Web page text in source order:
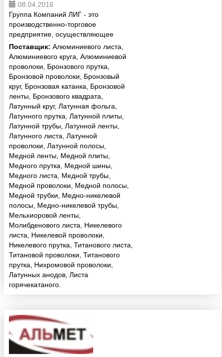
08.04.2016
Группа Компаний ЛИГ - это
производственно-торговое
предприятие, осуществляющее
свою деятельность на
территории России. Основная
наша деятельность - торговля
цветным металлопрокатом, в
частности медь, ...
Поставщик: Алюминиевого листа,
Алюминиевого круга, Алюминиевой
проволоки, Бронзового прутка,
Бронзовой проволоки, Бронзовый
круг, Бронзовая катанка, Бронзовой
ленты, Бронзового квадрата,
Латунный круг, Латунная фольга,
Латунного прутка, Латунной плиты,
Латунной трубы, Латунной ленты,
Латунного листа, Латунной
проволоки, Латунной полосы,
Медной ленты, Медной плиты,
Медного прутка, Медной шины,
Медного листа, Медной трубы,
Медной проволоки, Медной полосы,
Медной трубки, Медно-никелевой
полосы, Медно-никелевой трубы,
Мельхиоровой ленты,
Молибденового листа, Никелевого
листа, Никелевой проволоки,
Никелевого прутка, Титанового листа,
Титановой проволоки, Титанового
прутка, Нихромовой проволоки,
Латунных анодов, Листа
горячекатаного.